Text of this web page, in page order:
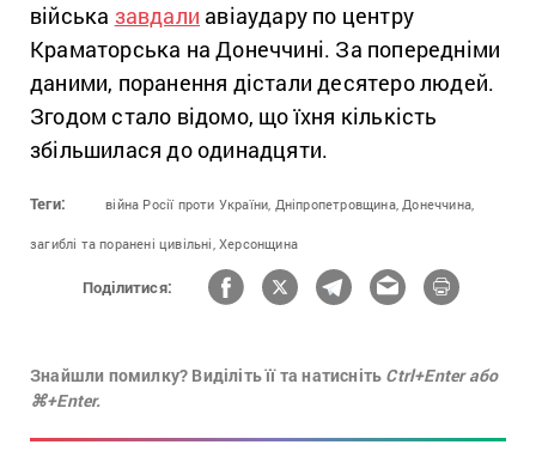
війська завдали авіаудару по центру
Краматорська на Донеччині. За попередніми
даними, поранення дістали десятеро людей.
Згодом стало відомо, що їхня кількість
збільшилася до одинадцяти.
Теги: війна Росії проти України, Дніпропетровщина, Донеччина,
загиблі та поранені цивільні, Херсонщина
Поділитися:
Знайшли помилку? Виділіть її та натисніть Ctrl+Enter або
⌘+Enter.